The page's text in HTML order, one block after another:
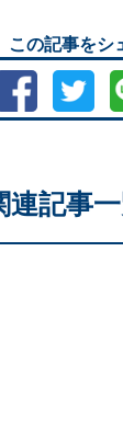
この記
連記事